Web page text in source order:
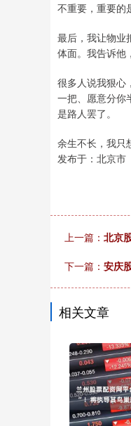
不重要，重要的
最后，我让物业
体面。我告诉他
很多人说我狠心
一把、愿意分你
是路人罢了。
余生不长，我只
发布于：北京市
上一篇： 北京
下一篇： 安庆
相关文章